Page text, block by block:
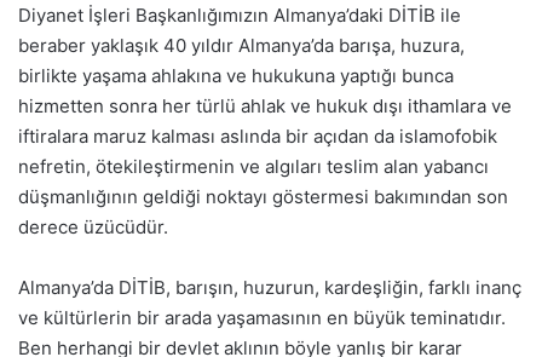
Diyanet İşleri Başkanlığımızın Almanya’daki DİTİB ile
beraber yaklaşık 40 yıldır Almanya’da barışa, huzura,
birlikte yaşama ahlakına ve hukukuna yaptığı bunca
hizmetten sonra her türlü ahlak ve hukuk dışı ithamlara ve
iftiralara maruz kalması aslında bir açıdan da islamofobik
nefretin, ötekileştirmenin ve algıları teslim alan yabancı
düşmanlığının geldiği noktayı göstermesi bakımından son
derece üzücüdür.
Almanya’da DİTİB, barışın, huzurun, kardeşliğin, farklı inanç
ve kültürlerin bir arada yaşamasının en büyük teminatıdır.
Ben herhangi bir devlet aklının böyle yanlış bir karar